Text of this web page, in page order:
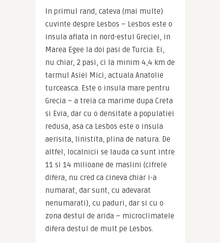
In primul rand, cateva (mai multe)
cuvinte despre Lesbos – Lesbos este o
insula aflata in nord-estul Greciei, in
Marea Egee la doi pasi de Turcia. Ei,
nu chiar, 2 pasi, ci la minim 4,4 km de
tarmul Asiei Mici, actuala Anatolie
turceasca. Este o insula mare pentru
Grecia – a treia ca marime dupa Creta
si Evia, dar cu o densitate a populatiei
redusa, asa ca Lesbos este o insula
aerisita, linistita, plina de natura. De
altfel, localnicii se lauda ca sunt intre
11 si 14 milioane de maslini (cifrele
difera, nu cred ca cineva chiar i-a
numarat, dar sunt, cu adevarat
nenumarati), cu paduri, dar si cu o
zona destul de arida – microclimatele
difera destul de mult pe Lesbos.